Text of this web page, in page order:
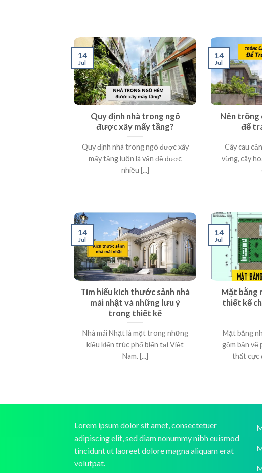
Quy định nhà trong ngõ
được xây mấy tầng?
Quy định nhà trong ngõ được xây
mấy tầng luôn là vấn đề được
nhiều [...]
14
Jul
Nên trồng
để
Cây cau
vừng, cây
14
Jul
Tìm hiểu kích thước sảnh nhà
mái nhật và những lưu ý
trong thiết kế
Nhà mái Nhật là một trong những
kiểu kiến trúc phổ biến tại Việt
Nam. [...]
14
Jul
Mặt bằng
thiết kế
Mặt bằng
gồm bản vẽ
thất cực
14
Jul
Lorem ipsum dolor sit amet, consectetuer
adipiscing elit, sed diam nonummy nibh euismod
tincidunt ut laoreet dolore magna aliquam erat
volutpat.